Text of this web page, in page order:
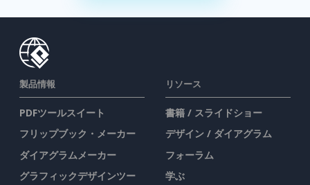
製品情報
PDFツールスイート
フリップブック・メーカー
ダイアグラムメーカー
グラフィックデザインツー
リソース
書籍 / スライドショー
デザイン / ダイアグラム
フォーラム
学ぶ